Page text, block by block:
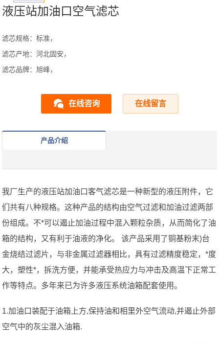
液压站加油口空气滤芯
滤芯规格：标准，
滤芯产地：河北固安，
滤芯品牌：旭峰，
在线咨询 在线留言
产品介绍
我厂生产的液压站加油口客气滤芯是一种新型的液压附件，它
们共有八种规格。这种产品的结构由空气过滤和加油过滤两部
份组成。不*可以遏止加油过程中混入颗粒杂质，从而简化了油
箱的结构，又有利于油液的净化。 该产品采用了铜基粉末)台
金烧结过滤片，与非金属过滤器相比，具有过滤精度稳定，*度
大，塑性*，拆洗方便，并能承受热应力与冲击及高温下正常工
作等特点。多年来已为许多液压系统油箱配套使用。
1.加油口装配于油箱上方,保持油和相里外空气流动,并遏止外部
空气中的灰尘混入油箱.